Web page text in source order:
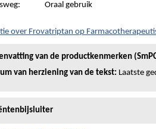
Oraal gebruik
over Frovatriptan op
van de productkenmerken
van herziening van de tekst: Laatste